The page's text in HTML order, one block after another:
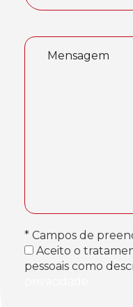
* Campos de
Aceito o
pessoais como